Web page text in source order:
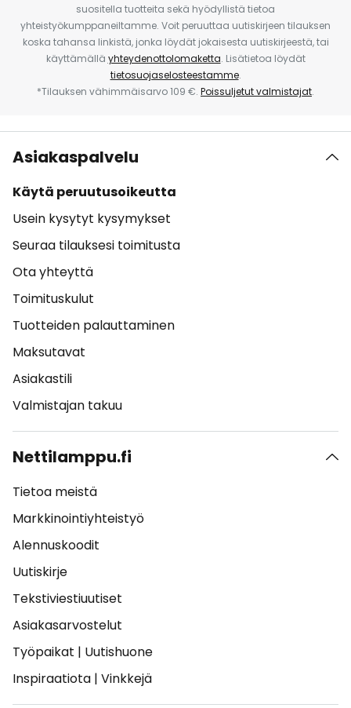
suositella tuotteita sekä hyödyllistä tietoa
yhteistyökumppaneiltamme. Voit peruuttaa uutiskirjeen tilauksen
koska tahansa linkistä, jonka löydät jokaisesta uutiskirjeestä, tai
käyttämällä yhteydenottolomaketta. Lisätietoa löydät
tietosuojaselosteestamme.
*Tilauksen vähimmäisarvo 109 €. Poissuljetut valmistajat.
Asiakaspalvelu
Käytä peruutusoikeutta
Usein kysytyt kysymykset
Seuraa tilauksesi toimitusta
Ota yhteyttä
Toimituskulut
Tuotteiden palauttaminen
Maksutavat
Asiakastili
Valmistajan takuu
Nettilamppu.fi
Tietoa meistä
Markkinointiyhteistyö
Alennuskoodit
Uutiskirje
Tekstiviestiuutiset
Asiakasarvostelut
Työpaikat | Uutishuone
Inspiraatiota | Vinkkejä